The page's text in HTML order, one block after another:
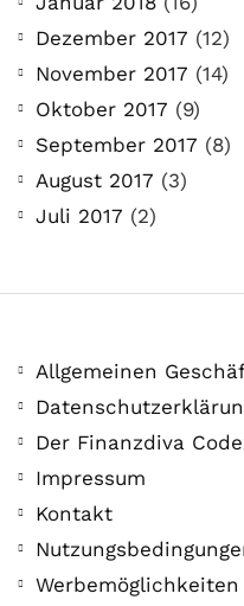
Dezember 2017 (12)
November 2017 (14)
Oktober 2017 (9)
September 2017 (8)
August 2017 (3)
Juli 2017 (2)
Allgemeinen
Der Finanzdiva
Impressum
Kontakt